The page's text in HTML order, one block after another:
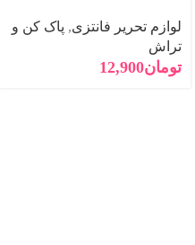
لوازم تحریر فانتزی, پاک کن و
تراش
تومان12,900